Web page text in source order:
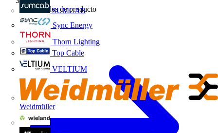
SUMCAB
Sync Energy
Thorn Lighting
Top Cable
VELTIUM
Weidmüller
Novedades de producto